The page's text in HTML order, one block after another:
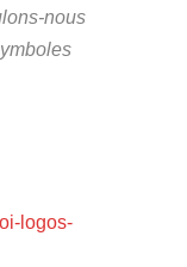
nous
logos-